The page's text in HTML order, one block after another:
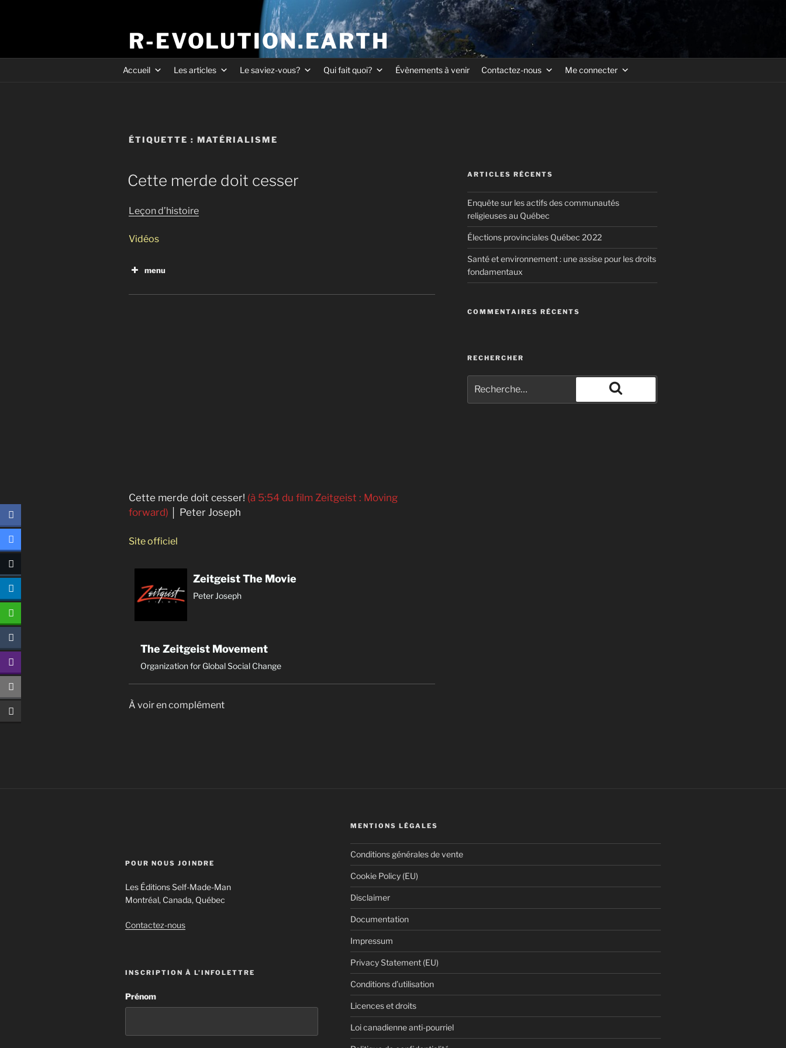
R-EVOLUTION.EARTH
Accueil Les articles Le saviez-vous? Qui fait quoi? Évènements à venir Contactez-nous Me connecter
ÉTIQUETTE : MATÉRIALISME
Cette merde doit cesser
Leçon d’histoire
Vidéos
menu
Cette merde doit cesser! (à 5:54 du film Zeitgeist : Moving
forward) │ Peter Joseph
Site officiel
Zeitgeist The Movie
Peter Joseph
The Zeitgeist Movement
Organization for Global Social Change
À voir en complément
ARTICLES RÉCENTS
Enquête sur les actifs des communautés
religieuses au Québec
Élections provinciales Québec 2022
Santé et environnement : une assise pour les droits
fondamentaux
COMMENTAIRES RÉCENTS
RECHERCHER
POUR NOUS JOINDRE
Les Éditions Self-Made-Man
Montréal, Canada, Québec
Contactez-nous
INSCRIPTION À L’INFOLETTRE
Prénom
MENTIONS LÉGALES
Conditions générales de vente
Cookie Policy (EU)
Disclaimer
Documentation
Impressum
Privacy Statement (EU)
Conditions d’utilisation
Licences et droits
Loi canadienne anti-pourriel